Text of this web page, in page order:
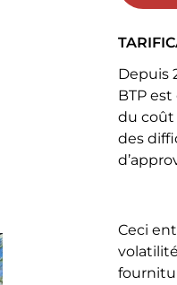
Depuis
BTP
du coût
des
Ceci